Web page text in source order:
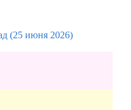
(25 июня 2026)